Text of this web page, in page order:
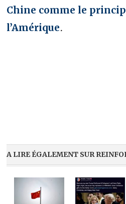
Chine comme le
l’Amérique.
A LIRE ÉGALEMENT SUR